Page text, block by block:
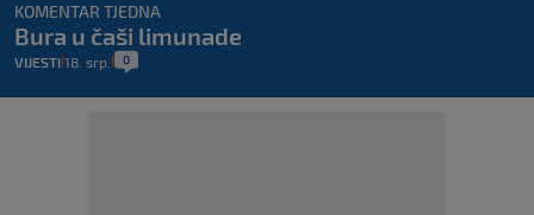
KOMENTAR TJEDNA
Bura u čaši limunade
VIJESTI 18. srp. 0